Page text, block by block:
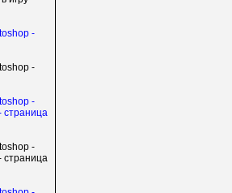
-
-
-
страница
-
страница